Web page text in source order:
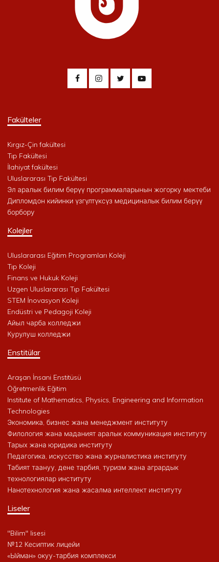
Fakülteler
Kırgız-Çin fakültesi
Tıp Fakültesi
İlahiyat fakültesi
Uluslararası Tıp Fakültesi
Эл аралык билим берүү программаларынын жогорку мектеби
Дипломдон кийинки үзгүлтүксүз медициналык билим берүү
борбору
Kolejler
Uluslararası Eğitim Programları Koleji
Tıp Koleji
Finans ve Hukuk Koleji
Uzgen Uluslararası Tıp Fakültesi
STEM İnovasyon Koleji
Endüstri ve Pedagoji Koleji
Айыл чарба колледжи
Курулуш колледжи
Enstitülar
Araşan İnsani Enstitüsü
Öğretmenlik Eğitim
Institute of Mathematics, Physics, Engineering and Information
Technologies
Экономика, бизнес жана менеджмент институту
Филология жана маданият аралык коммуникация институту
Тарых жана юридика институту
Педагогика, искусство жана журналистика институту
Табият таануу, дене тарбия, туризм жана агрардык
технологиялар институту
Нанотехнология жана жасалма интеллект институту
Liseler
"Bilim" lisesi
№12 Кесиптик лицейи
«Ыйман» окуу-тарбия комплекси